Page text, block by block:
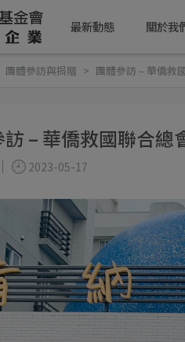
最新動態 關於我
團體參訪與捐贈 團體參訪 – 華僑救
– 華僑救國聯合總
2023-05-17